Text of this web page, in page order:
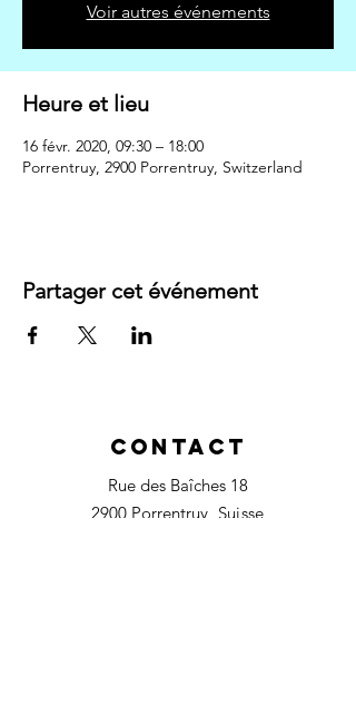
Voir autres événements
Heure et lieu
16 févr. 2020, 09:30 – 18:00
Porrentruy, 2900 Porrentruy, Switzerland
Partager cet événement
Contact
Rue des Baîches 18
2900 Porrentruy , Suisse